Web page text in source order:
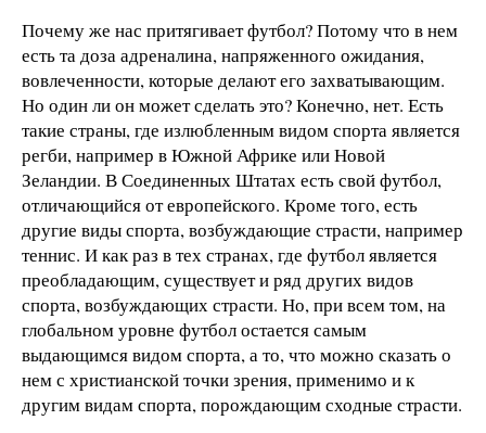
Почему же нас притягивает футбол? Потому что в нем
есть та доза адреналина, напряженного ожидания,
вовлеченности, которые делают его захватывающим.
Но один ли он может сделать это? Конечно, нет. Есть
такие страны, где излюбленным видом спорта является
регби, например в Южной Африке или Новой
Зеландии. В Соединенных Штатах есть свой футбол,
отличающийся от европейского. Кроме того, есть
другие виды спорта, возбуждающие страсти, например
теннис. И как раз в тех странах, где футбол является
преобладающим, существует и ряд других видов
спорта, возбуждающих страсти. Но, при всем том, на
глобальном уровне футбол остается самым
выдающимся видом спорта, а то, что можно сказать о
нем с христианской точки зрения, применимо и к
другим видам спорта, порождающим сходные страсти.